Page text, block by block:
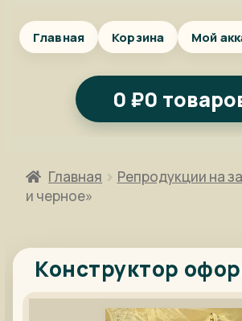
Главная Корзина Мой
0 ₽0
Главная Репродукции на
и черное»
Конструктор